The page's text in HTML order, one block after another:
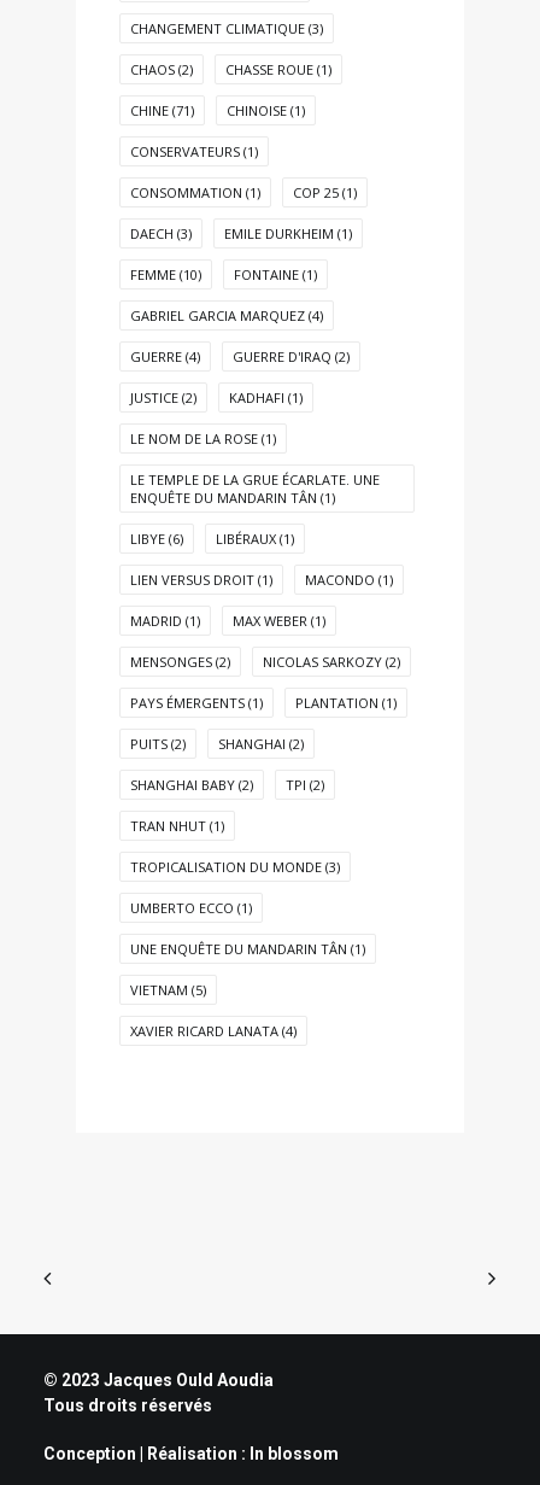
CHANGEMENT CLIMATIQUE (3)
CHAOS (2) CHASSE ROUE (1)
CHINE (71) CHINOISE (1)
CONSERVATEURS (1)
CONSOMMATION (1) COP 25 (1)
DAECH (3) EMILE DURKHEIM (1)
FEMME (10) FONTAINE (1)
GABRIEL GARCIA MARQUEZ (4)
GUERRE (4) GUERRE D'IRAQ (2)
JUSTICE (2) KADHAFI (1)
LE NOM DE LA ROSE (1)
LE TEMPLE DE LA GRUE ÉCARLATE. UNE
ENQUÊTE DU MANDARIN TÂN (1)
LIBYE (6) LIBÉRAUX (1)
LIEN VERSUS DROIT (1) MACONDO (1)
MADRID (1) MAX WEBER (1)
MENSONGES (2) NICOLAS SARKOZY (2)
PAYS ÉMERGENTS (1) PLANTATION (1)
PUITS (2) SHANGHAI (2)
SHANGHAI BABY (2) TPI (2)
TRAN NHUT (1)
TROPICALISATION DU MONDE (3)
UMBERTO ECCO (1)
UNE ENQUÊTE DU MANDARIN TÂN (1)
VIETNAM (5)
XAVIER RICARD LANATA (4)
© 2023 Jacques Ould Aoudia
Tous droits réservés
Conception | Réalisation : In blossom